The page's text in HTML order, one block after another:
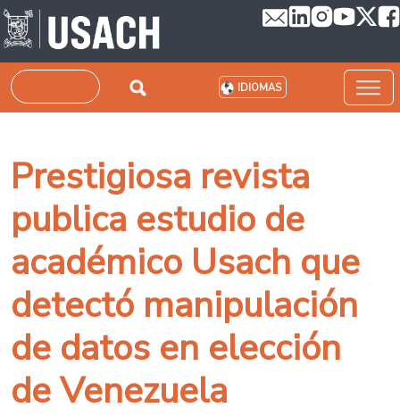
Pasar al contenido principal
Buscar IDIOMAS
Prestigiosa revista
publica estudio de
académico Usach que
detectó manipulación
de datos en elección
de Venezuela